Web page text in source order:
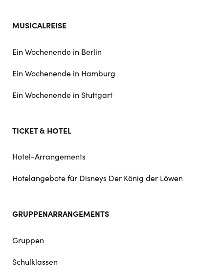
MUSICALREISE
Ein Wochenende in Berlin
Ein Wochenende in Hamburg
Ein Wochenende in Stuttgart
TICKET & HOTEL
Hotel-Arrangements
Hotelangebote für Disneys Der König der Löwen
GRUPPENARRANGEMENTS
Gruppen
Schulklassen